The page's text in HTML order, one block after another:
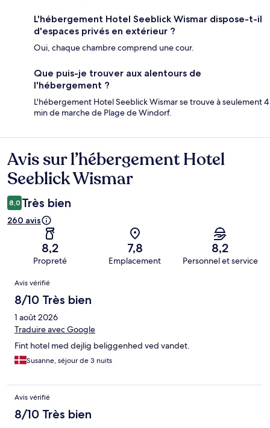
L'hébergement Hotel Seeblick Wismar dispose-t-il
d'espaces privés en extérieur ?
Oui, chaque chambre comprend une cour.
Que puis-je trouver aux alentours de
l'hébergement ?
L'hébergement Hotel Seeblick Wismar se trouve à seulement 4
min de marche de Plage de Windorf.
Avis
Avis sur l’hébergement Hotel
Seeblick Wismar
8,0 Très bien
260 avis
8,2
Propreté
7,8
Emplacement
8,2
Personnel et service
Avis
Avis vérifié
8/10 Très bien
1 août 2026
Traduire avec Google
Fint hotel med dejlig beliggenhed ved vandet.
Susanne, séjour de 3 nuits
Avis vérifié
8/10 Très bien